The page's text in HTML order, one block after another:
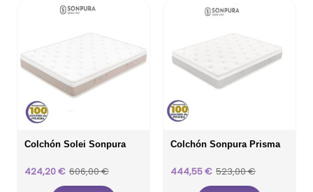
Colchón Solei Sonpura
Precio
424,20 €Precio
base
606,00 €
Colchón Sonpura Prisma
Precio
444,55 €Precio
base
523,00 €